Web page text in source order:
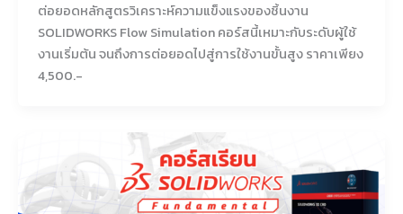
ต่อยอดหลักสูตรวิเคราะห์ความแข็งแรงของชิ้นงาน
SOLIDWORKS Flow Simulation คอร์สนี้เหมาะกับระดับผู้ใช้
งานเริ่มต้น จนถึงการต่อยอดไปสู่การใช้งานขั้นสูง ราคาเพียง
4,500.-